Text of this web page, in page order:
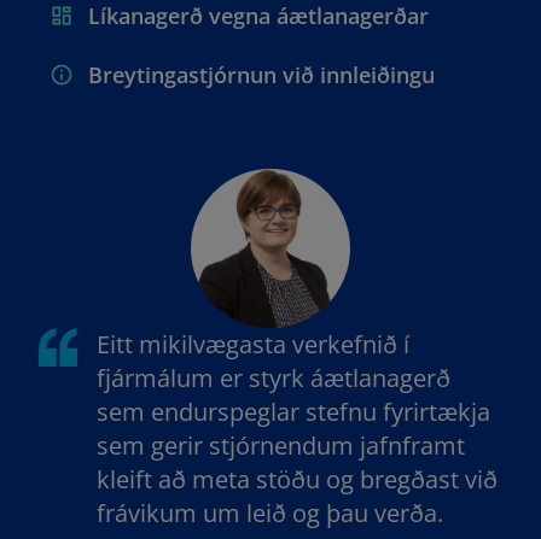
Líkanagerð vegna áætlanagerðar
Breytingastjórnun við innleiðingu
Eitt mikilvægasta verkefnið í
fjármálum er styrk áætlanagerð
sem endurspeglar stefnu fyrirtækja
sem gerir stjórnendum jafnframt
kleift að meta stöðu og bregðast við
frávikum um leið og þau verða.